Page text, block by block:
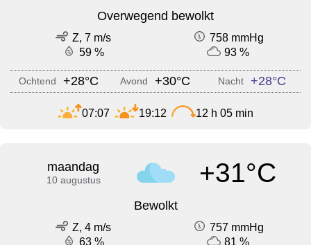
Overwegend bewolkt
Z, 7 m/s
758 mmHg
59 %
93 %
Ochtend +28°C Avond +30°C Nacht +28°C
07:07 19:12 12 h 05 min
maandag
10 augustus +31°C
Bewolkt
Z, 4 m/s
757 mmHg
63 %
81 %